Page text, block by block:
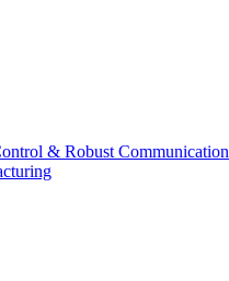
& Robust Communication